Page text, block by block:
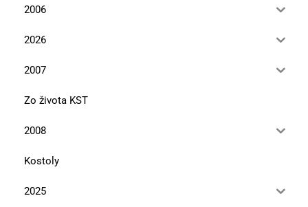
2006
2026
2007
Zo života KST
2008
Kostoly
2025